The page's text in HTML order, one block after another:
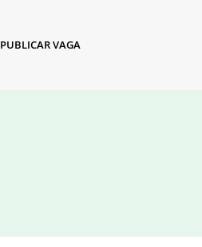
PUBLICAR VAGA